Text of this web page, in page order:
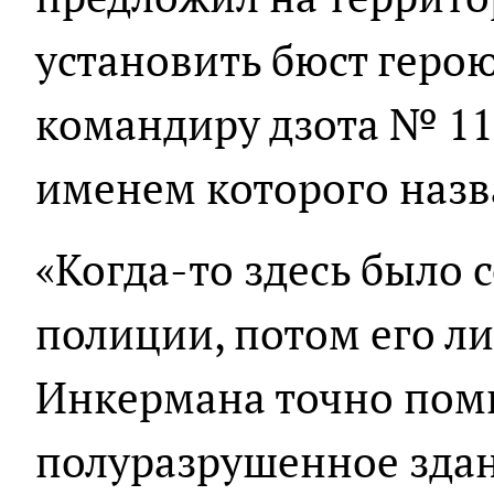
установить бюст
командиру дзота №
именем которого
«Когда-то здесь было
полиции, потом его
Инкермана точно
полуразрушенное